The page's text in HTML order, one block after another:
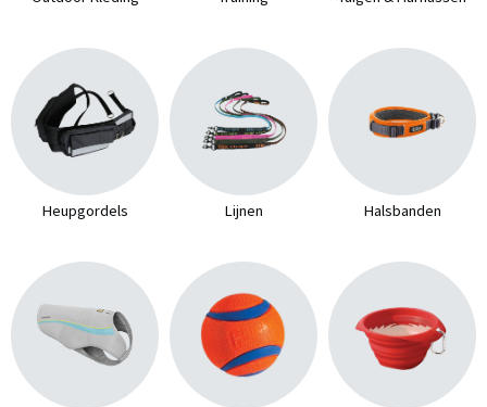
Heupgordels Lijnen Halsbanden